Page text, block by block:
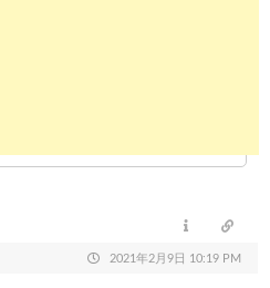
2021年2月9日 10:19 PM